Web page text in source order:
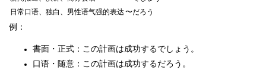
日常口语、独白、男性语气强的表达〜だろう
例：
書面・正式：この計画は成功するでしょう。
口语・随意：この計画は成功するだろう。